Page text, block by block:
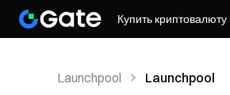
Купить криптовалюту
Launchpool Launchpool